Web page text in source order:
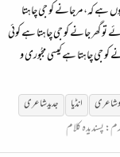
ہے کہ، مرجانے کو جی چاہتا
گھر جانے کو جی چاہتا ہے کوئی
جی چاہتا ہے کیسی مجبُوری و
شاعری انڈیا
جدید شاعری
پسندیدہ کلام